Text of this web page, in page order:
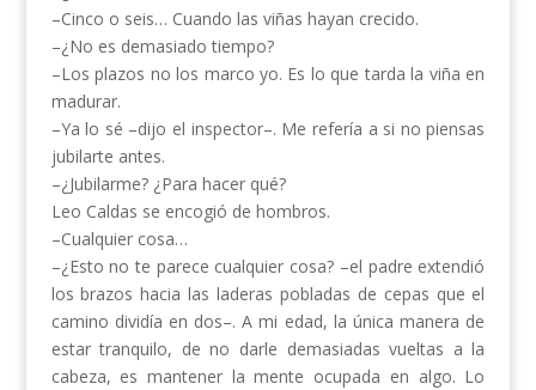
–Cinco o seis… Cuando las viñas hayan crecido.
–¿No es demasiado tiempo?
–Los plazos no los marco yo. Es lo que tarda la viña en
madurar.
–Ya lo sé –dijo el inspector–. Me refería a si no piensas
jubilarte antes.
–¿Jubilarme? ¿Para hacer qué?
Leo Caldas se encogió de hombros.
–Cualquier cosa…
–¿Esto no te parece cualquier cosa? –el padre extendió
los brazos hacia las laderas pobladas de cepas que el
camino dividía en dos–. A mi edad, la única manera de
estar tranquilo, de no darle demasiadas vueltas a la
cabeza, es mantener la mente ocupada en algo. Lo